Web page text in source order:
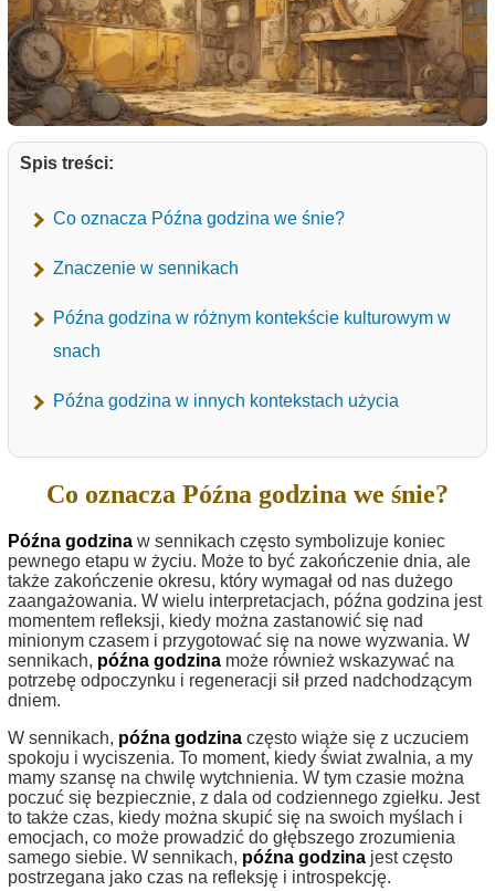
Spis treści:
Co oznacza Późna godzina we śnie?
Znaczenie w sennikach
Późna godzina w różnym kontekście kulturowym w
snach
Późna godzina w innych kontekstach użycia
Co oznacza Późna godzina we śnie?
Późna godzina w sennikach często symbolizuje koniec
pewnego etapu w życiu. Może to być zakończenie dnia, ale
także zakończenie okresu, który wymagał od nas dużego
zaangażowania. W wielu interpretacjach, późna godzina jest
momentem refleksji, kiedy można zastanowić się nad
minionym czasem i przygotować się na nowe wyzwania. W
sennikach, późna godzina może również wskazywać na
potrzebę odpoczynku i regeneracji sił przed nadchodzącym
dniem.
W sennikach, późna godzina często wiąże się z uczuciem
spokoju i wyciszenia. To moment, kiedy świat zwalnia, a my
mamy szansę na chwilę wytchnienia. W tym czasie można
poczuć się bezpiecznie, z dala od codziennego zgiełku. Jest
to także czas, kiedy można skupić się na swoich myślach i
emocjach, co może prowadzić do głębszego zrozumienia
samego siebie. W sennikach, późna godzina jest często
postrzegana jako czas na refleksję i introspekcję.